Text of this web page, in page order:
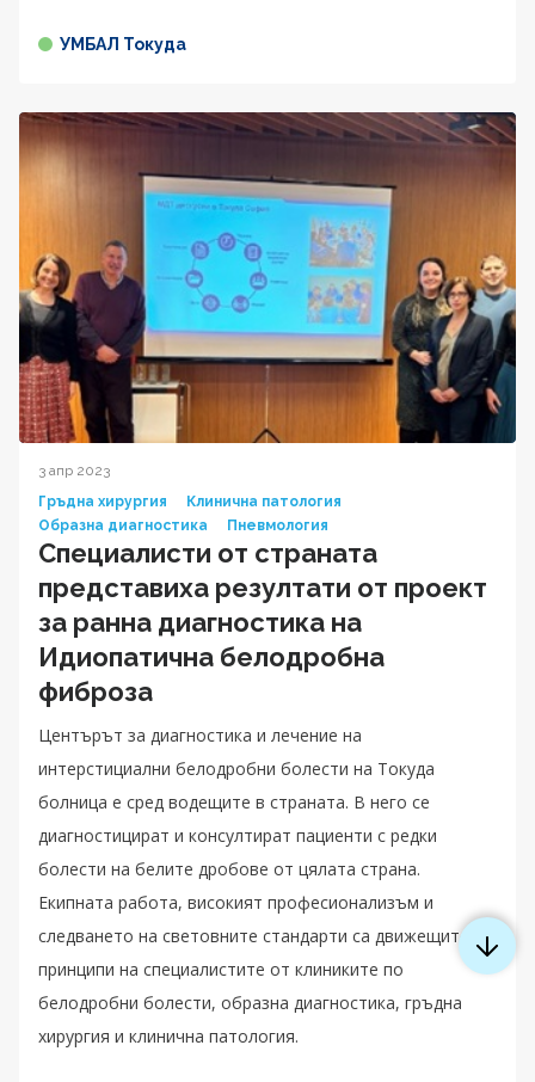
УМБАЛ Токуда
3 апр 2023
Гръдна хирургия
Клинична патология
Образна диагностика
Пневмология
Специалисти от страната
представиха резултати от проект
за ранна диагностика на
Идиопатична белодробна
фиброза
Центърът за диагностика и лечение на
интерстициални белодробни болести на Токуда
болница е сред водещите в страната. В него се
диагностицират и консултират пациенти с редки
болести на белите дробове от цялата страна.
Екипната работа, високият професионализъм и
следването на световните стандарти са движещите
принципи на специалистите от клиниките по
белодробни болести, образна диагностика, гръдна
хирургия и клинична патология.